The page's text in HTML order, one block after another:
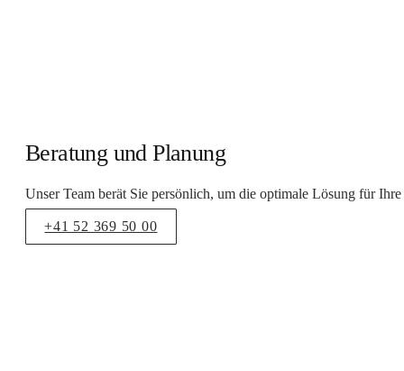
Beratung und Planung
Unser Team berät Sie persönlich, um die optimale Lösung für
+41 52 369 50 00